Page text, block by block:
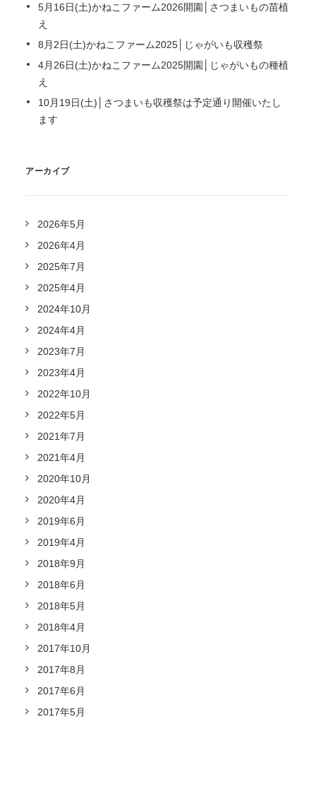
5月16日(土)かねこファーム2026開園│さつまいもの苗植
え
8月2日(土)かねこファーム2025│じゃがいも収穫祭
4月26日(土)かねこファーム2025開園│じゃがいもの種植
え
10月19日(土)│さつまいも収穫祭は予定通り開催いたし
ます
アーカイブ
2026年5月
2026年4月
2025年7月
2025年4月
2024年10月
2024年4月
2023年7月
2023年4月
2022年10月
2022年5月
2021年7月
2021年4月
2020年10月
2020年4月
2019年6月
2019年4月
2018年9月
2018年6月
2018年5月
2018年4月
2017年10月
2017年8月
2017年6月
2017年5月